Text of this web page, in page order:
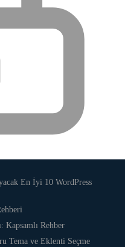
En İyi 10 WordPress
Kapsamlı Rehber
Tema ve Eklenti Seçme